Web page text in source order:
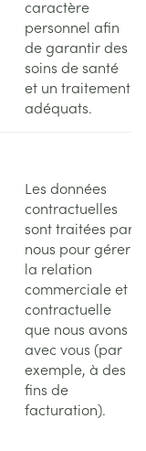
caractère
personnel afin
de garantir des
soins de santé
et un traitement
adéquats.
Les données
contractuelles
sont traitées par
nous pour gérer
la relation
commerciale et
contractuelle
que nous avons
avec vous (par
exemple, à des
fins de
facturation).